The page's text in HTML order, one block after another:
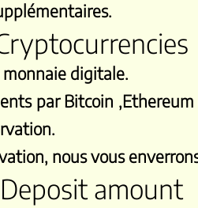
digitale.
par Bitcoin
nous vous
Deposit amount